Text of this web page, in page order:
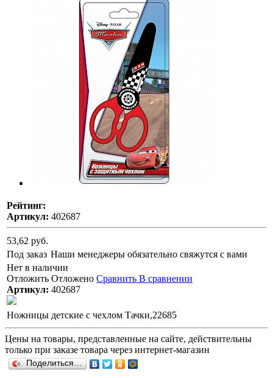
Рейтинг:
Артикул: 402687
53,62 руб.
Под заказ Наши менеджеры обязательно свяжутся с вами
Нет в наличии
Отложить Отложено Сравнить В сравнении
Артикул: 402687
Ножницы детские с чехлом Тачки,22685
Цены на товары, представленные на сайте, действительны
только при заказе товара через интернет-магазин
Поделиться…